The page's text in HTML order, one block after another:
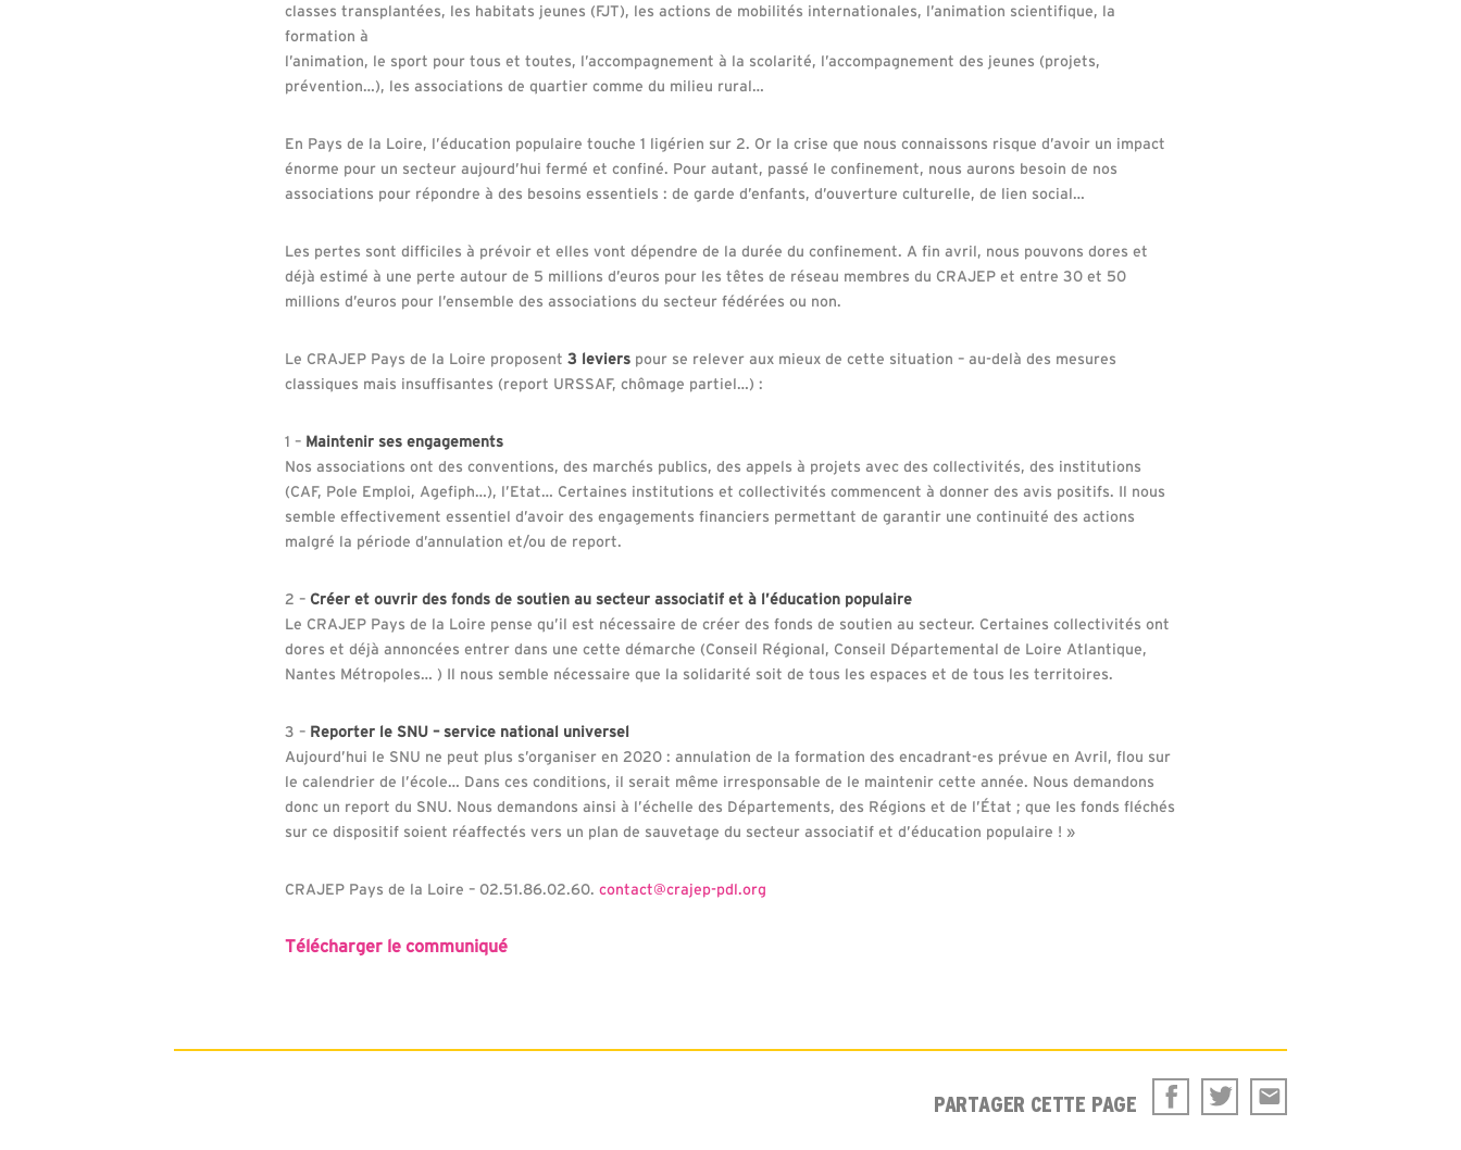
classes transplantées, les habitats jeunes (FJT), les actions de mobilités internationales, l’animation scientifique, la
formation à
l’animation, le sport pour tous et toutes, l’accompagnement à la scolarité, l’accompagnement des jeunes (projets,
prévention…), les associations de quartier comme du milieu rural…
En Pays de la Loire, l’éducation populaire touche 1 ligérien sur 2. Or la crise que nous connaissons risque d’avoir un impact
énorme pour un secteur aujourd’hui fermé et confiné. Pour autant, passé le confinement, nous aurons besoin de nos
associations pour répondre à des besoins essentiels : de garde d’enfants, d’ouverture culturelle, de lien social…
Les pertes sont difficiles à prévoir et elles vont dépendre de la durée du confinement. A fin avril, nous pouvons dores et
déjà estimé à une perte autour de 5 millions d’euros pour les têtes de réseau membres du CRAJEP et entre 30 et 50
millions d’euros pour l’ensemble des associations du secteur fédérées ou non.
Le CRAJEP Pays de la Loire proposent3 leviers pour se relever aux mieux de cette situation – au-delà des mesures
classiques mais insuffisantes (report URSSAF, chômage partiel…) :
1 – Maintenir ses engagements
Nos associations ont des conventions, des marchés publics, des appels à projets avec des collectivités, des institutions
(CAF, Pole Emploi, Agefiph…), l’Etat… Certaines institutions et collectivités commencent à donner des avis positifs. Il nous
semble effectivement essentiel d’avoir des engagements financiers permettant de garantir une continuité des actions
malgré la période d’annulation et/ou de report.
2 –Créer et ouvrir des fonds de soutien au secteur associatif et à l’éducation populaire
Le CRAJEP Pays de la Loire pense qu’il est nécessaire de créer des fonds de soutien au secteur. Certaines collectivités ont
dores et déjà annoncées entrer dans une cette démarche (Conseil Régional, Conseil Départemental de Loire Atlantique,
Nantes Métropoles… ) Il nous semble nécessaire que la solidarité soit de tous les espaces et de tous les territoires.
3 – Reporter le SNU – service national universel
Aujourd’hui le SNU ne peut plus s’organiser en 2020 : annulation de la formation des encadrant-es prévue en Avril, flou sur
le calendrier de l’école… Dans ces conditions, il serait même irresponsable de le maintenir cette année. Nous demandons
donc un report du SNU. Nous demandons ainsi à l’échelle des Départements, des Régions et de l’État ; que les fonds fléchés
sur ce dispositif soient réaffectés vers un plan de sauvetage du secteur associatif et d’éducation populaire ! »
CRAJEP Pays de la Loire – 02.51.86.02.60.contact@crajep-pdl.org
Télécharger le communiqué
PARTAGER CETTE PAGE